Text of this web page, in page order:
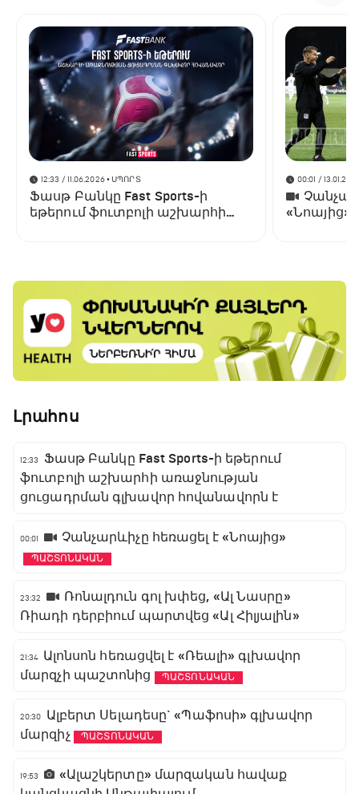
12:33 / 11.06.2026• ՍՊՈՐՏ
Ֆասթ Բանկը Fast Sports-ի
եթերում ֆուտբոլի աշխարհի
00:01 /
«Նոայից»
Լրահոս
12:33
Ֆասթ Բանկը Fast Sports-ի եթերում
ֆուտբոլի աշխարհի առաջնության
ցուցադրման գլխավոր հովանավորն է
00:01 Չանչարևիչը հեռացել է «Նոայից»
ՊԱՇՏՈՆԱԿԱՆ
23:32
Ռոնալդուն գոլ խփեց, «Ալ Նասրը»
Ռիադի դերբիում պարտվեց «Ալ Հիլյալին»
21:34 Ալոնսոն հեռացվել է «Ռեալի» գլխավոր
մարզչի պաշտոնից
ՊԱՇՏՈՆԱԿԱՆ
20:30
Ալբերտ Սելադեսը` «Պաֆոսի» գլխավոր
մարզիչ
ՊԱՇՏՈՆԱԿԱՆ
19:53
«Ալաշկերտը» մարզական հավաք